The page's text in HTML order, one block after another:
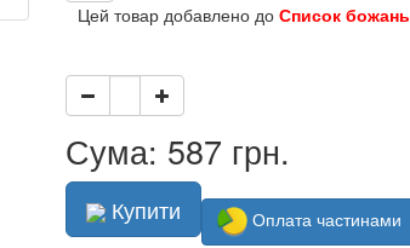
Цей товар добавлено до Список божань
Сума: 587 грн.
Купити Оплата частинами